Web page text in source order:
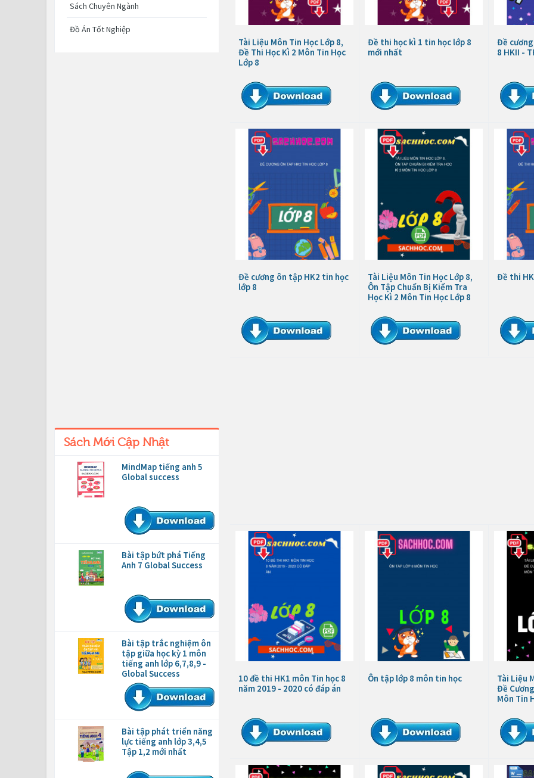
Sách Chuyên Ngành
Đồ Án Tốt Nghiệp
Sách Mới Cập Nhật
MindMap tiếng anh 5
Global success
Bài tập bứt phá Tiếng
Anh 7 Global Success
Bài tập trắc nghiệm ôn
tập giữa học kỳ 1 môn
tiếng anh lớp 6,7,8,9 -
Global Success
Bài tập phát triển năng
lực tiếng anh lớp 3,4,5
Tập 1,2 mới nhất
Tài Liệu Môn Tin Học Lớp 8,
Đề Thi Học Kì 2 Môn Tin Học
Lớp 8
Đề thi học kì 1 tin học lớp 8
mới nhất
Đề
8 HKII -
Đề cương ôn tập HK2 tin học
lớp 8
Tài Liệu Môn Tin Học Lớp 8,
Ôn Tập Chuẩn Bị Kiểm Tra
Học Kì 2 Môn Tin Học Lớp 8
Đề thi
10 đề thi HK1 môn Tin học 8
năm 2019 - 2020 có đáp án
Ôn tập lớp 8 môn tin học
Tài Liệu
Đề
Môn Tin